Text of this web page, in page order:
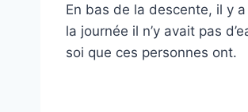
En bas de la descente, il y
la journée il n’y avait pas
soi que ces personnes ont.